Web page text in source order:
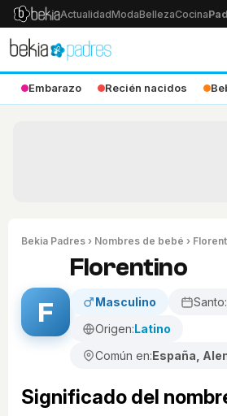
ActualidadModaBellezaCocina
Embarazo Recién nacidos
Bekia Padres › Nombres de bebé ›
F
Florentino
Masculino Santo:
Origen:Latino
Común en:España,
Significado del